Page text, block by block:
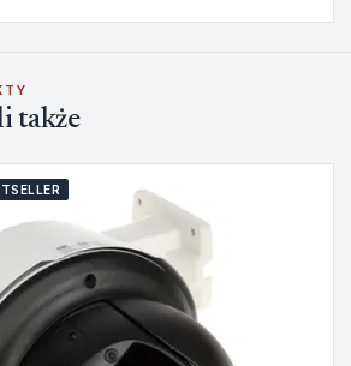
także